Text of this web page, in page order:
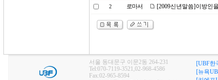
2 로마서 [2009신년말씀]이방인
서울 동대문구 이문2동 264-231
Tel:070-7119-3521,02-968-4586
Fax:02-965-8594
[UBF한
[뉴욕